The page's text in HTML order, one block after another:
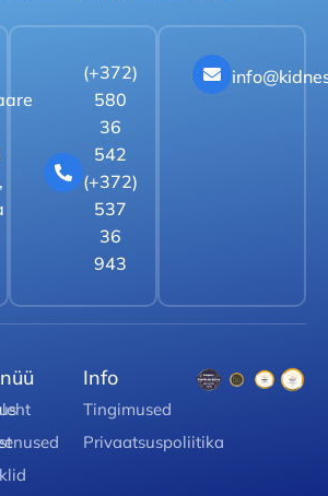
(+372)
580
36
542
(+372)
537
36
943
Info
Tingimused
Privaatsuspoliitika